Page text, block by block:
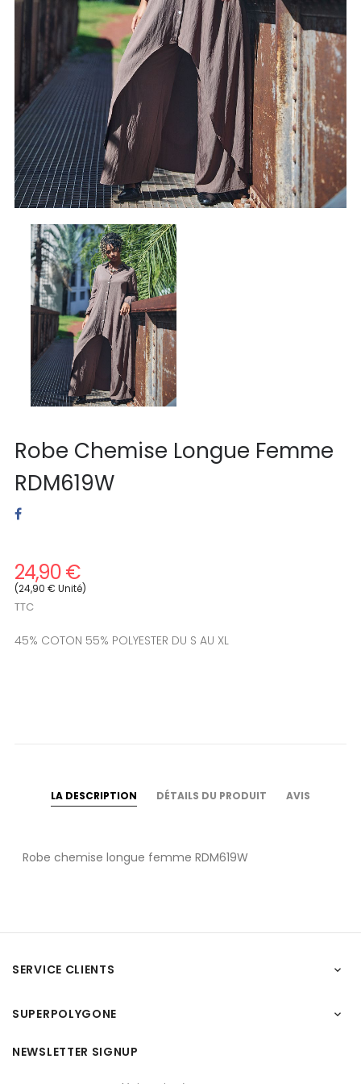
Robe Chemise Longue Femme
RDM619W
24,90 €
(24,90 € Unité)
TTC
45% COTON 55% POLYESTER DU S AU XL
LA DESCRIPTION DÉTAILS DU PRODUIT AVIS
Robe chemise longue femme RDM619W
SERVICE CLIENTS 
SUPERPOLYGONE 
NEWSLETTER SIGNUP